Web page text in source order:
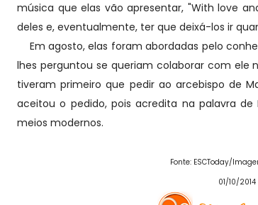
música que elas vão apresentar, "With love
deles e, eventualmente, ter que deixá-los ir
Em agosto, elas foram abordadas pelo
lhes perguntou se queriam colaborar com ele
tiveram primeiro que pedir ao arcebispo de
aceitou o pedido, pois acredita na palavra de
meios modernos.
Fonte: ESCToday/
01/10/2014